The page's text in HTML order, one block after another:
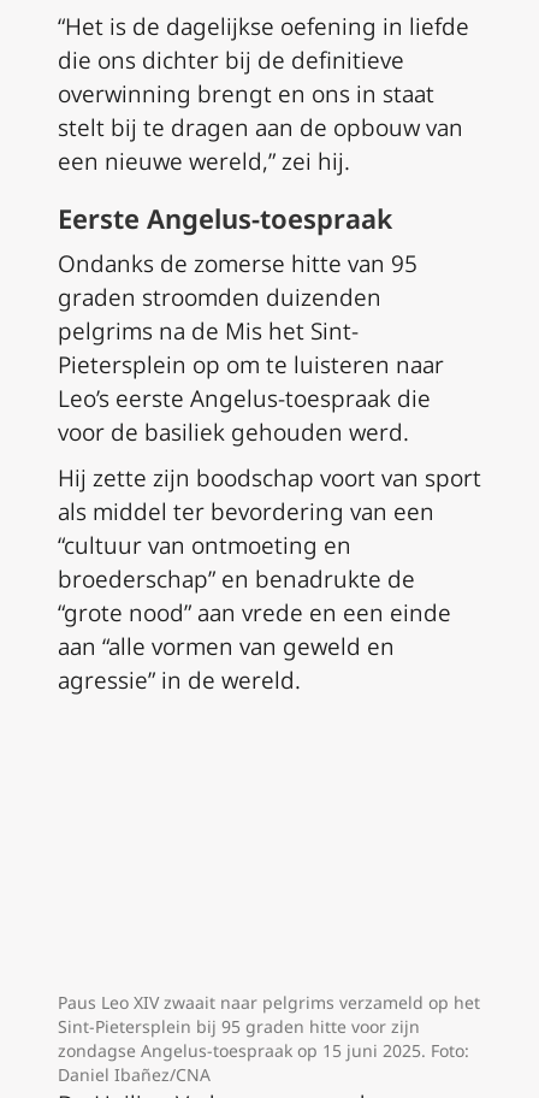
“Het is de dagelijkse oefening in liefde
die ons dichter bij de definitieve
overwinning brengt en ons in staat
stelt bij te dragen aan de opbouw van
een nieuwe wereld,” zei hij.
Eerste Angelus-toespraak
Ondanks de zomerse hitte van 95
graden stroomden duizenden
pelgrims na de Mis het Sint-
Pietersplein op om te luisteren naar
Leo’s eerste Angelus-toespraak die
voor de basiliek gehouden werd.
Hij zette zijn boodschap voort van sport
als middel ter bevordering van een
“cultuur van ontmoeting en
broederschap” en benadrukte de
“grote nood” aan vrede en een einde
aan “alle vormen van geweld en
agressie” in de wereld.
Paus Leo XIV zwaait naar pelgrims verzameld op het
Sint-Pietersplein bij 95 graden hitte voor zijn
zondagse Angelus-toespraak op 15 juni 2025. Foto:
Daniel Ibañez/CNA